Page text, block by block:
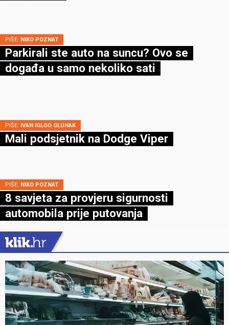
PIŠE: NIKO POZNAT
Parkirali ste auto na suncu? Ovo se
događa u samo nekoliko sati
PIŠE: IVAN IGLOO GLUHAK
Mali podsjetnik na Dodge Viper
PIŠE: NIKO POZNAT
8 savjeta za provjeru sigurnosti
automobila prije putovanja